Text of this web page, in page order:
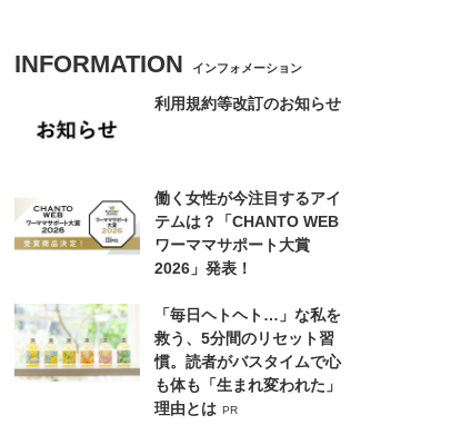
INFORMATION インフォメーション
利用規約等改訂のお知らせ
働く女性が今注目するアイ
テムは？「CHANTO WEB
ワーママサポート大賞
2026」発表！
「毎日ヘトヘト…」な私を
救う、5分間のリセット習
慣。読者がバスタイムで心
も体も「生まれ変われた」
理由とは PR